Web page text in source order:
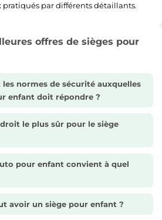
par différents détaillants.
offres de sièges pour
les normes de sécurité auxquelles
enfant doit répondre ?
le plus sûr pour le siège
pour enfant convient à quel
avoir un siège pour enfant ?